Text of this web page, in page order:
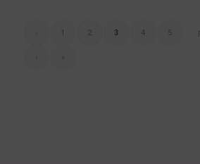
1 2 3 4 5